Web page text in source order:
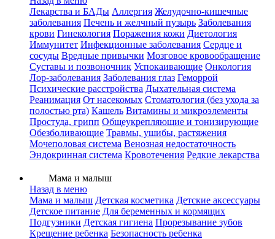
Лекарства и БАДы Аллергия Желудочно-кишечные
заболевания Печень и желчный пузырь Заболевания
крови Гинекология Поражения кожи Диетология
Иммунитет Инфекционные заболевания Сердце и
сосуды Вредные привычки Мозговое кровообращение
Суставы и позвоночник Успокаивающие Онкология
Лор-заболевания Заболевания глаз Геморрой
Психические расстройства Дыхательная система
Реанимация От насекомых Стоматология (без ухода за
полостью рта) Кашель Витамины и микроэлементы
Простуда, грипп Общеукрепляющие и тонизирующие
Обезболивающие Травмы, ушибы, растяжения
Мочеполовая система Венозная недостаточность
Эндокринная система Кровотечения Редкие лекарства
Мама и малыш
Назад в меню
Мама и малыш Детская косметика Детские аксессуары
Детское питание Для беременных и кормящих
Подгузники Детская гигиена Прорезывание зубов
Крещение ребенка Безопасность ребенка